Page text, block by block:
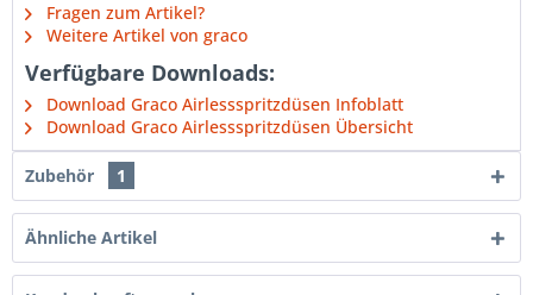
Fragen zum Artikel?
Weitere Artikel von graco
Verfügbare Downloads:
Download Graco Airlessspritzdüsen Infoblatt
Download Graco Airlessspritzdüsen Übersicht
Zubehör 1
Ähnliche Artikel